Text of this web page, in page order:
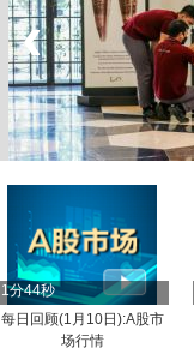
菲律宾：防疫降级
‹
1分44秒
每日回顾(1月10日):A股市
场行情